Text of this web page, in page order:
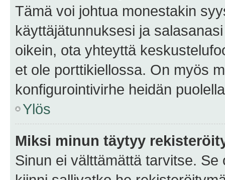
Tämä voi johtua monestakin
käyttäjätunnuksesi ja
oikein, ota yhteyttä
et ole porttikiellossa. On myös
konfigurointivirhe heidän
Ylös
Miksi minun täytyy
Sinun ei välttämättä tarvitse.